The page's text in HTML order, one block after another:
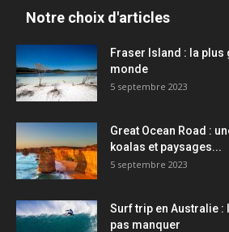
Notre choix d'articles
Fraser Island : la plus
monde
5 septembre 2023
Great Ocean Road :
koalas et paysages...
5 septembre 2023
Surf trip en Australie :
pas manquer